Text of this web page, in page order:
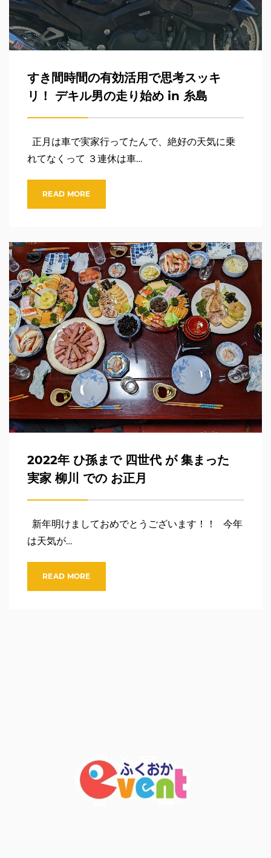
すき間時間の有効活用で思考スッキ
リ！ デキル男の走り始め in 糸島
正月は車で実家行ってたんで、絶好の天気に乗
れてなくって ３連休は車…
READ MORE
2022年 ひ孫まで 四世代 が 集まった
実家 柳川 での お正月
新年明けましておめでとうございます！！ 今年
は天気が…
READ MORE